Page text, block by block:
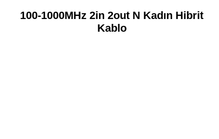
100-1000MHz 2in 2out N Kadın Hibrit
Kablo